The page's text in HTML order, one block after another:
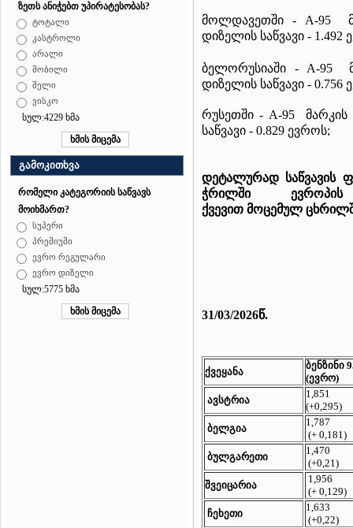
ზეთს ანიჭებთ უპირატესობას?
ტოტალი
კასტროლი
არალი
მობილი
შელი
ვისკო
სულ:4229 ხმა
გამოკითხვა
რომელი კატეგორიის საწვავს
მოიხმართ?
სუპერი
პრემიუმი
ევრო რეგულარი
ევრო დიზელი
სულ:5775 ხმა
მოლდავეთში
- A-95
დიზელის საწვავი - 1.492
ბელორუსიაში - A-95
დიზელის საწვავი - 0.756
რუსეთში - A-95 მარკის
საწვავი - 0.829 ევროს;
დეტალურად საწვავის
ჭრილში
ქვევით მოცემულ
31/03/2026წ.
ქვეყანა
ბენზინი
(ევრო)
ავსტრია
1,851
(+0,295)
ბელგია
1,787
(+ 0,181)
ბულგარეთი
1,470
(+0,21)
შვეიცარია
1,956
(+ 0,129)
ჩეხეთი
1,633
(+0,22)